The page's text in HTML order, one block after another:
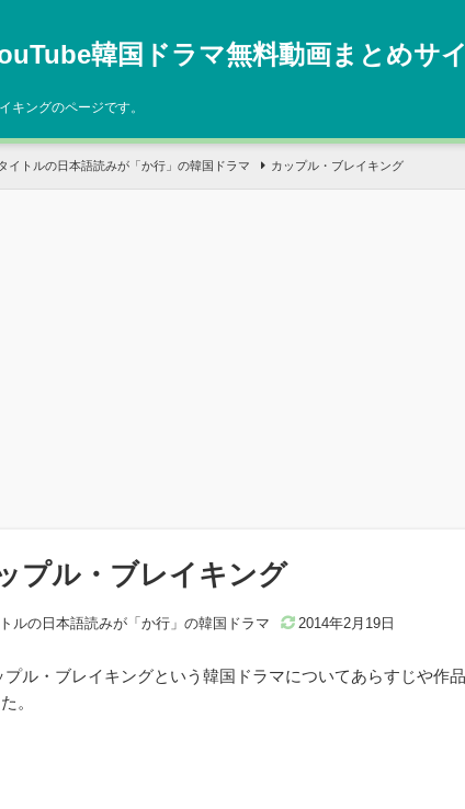
韓国ドラマ無料動画まとめサ
キングのページです。
イトルの日本語読みが「か行」の韓国ドラマ カップル・ブレイキング
プル・ブレイキング
ルの日本語読みが「か行」の韓国ドラマ 2014年2月19日
プル・ブレイキングという韓国ドラマについてあらすじや作
。